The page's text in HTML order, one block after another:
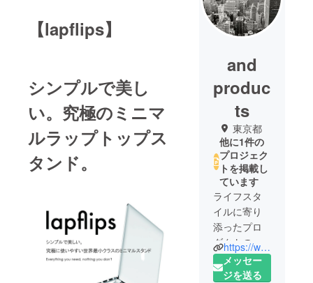
【lapflips】
シンプルで美し
い。究極のミニマ
ルラップトップス
タンド。
and
produc
ts
東京都
他に1件の
プロジェク
トを掲載し
ています
ライフスタ
イルに寄り
添ったプロ
ダクトの企
画・開発、
デジタル機
https://www.instagram.com/andproducts.jp/
メッセー
ジを送る